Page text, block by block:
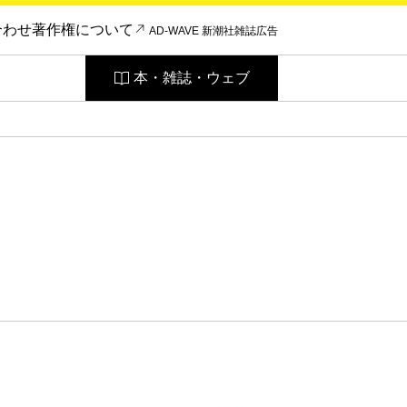
わせ著作権について AD-WAVE 新潮社雑誌広告
本・雑誌・ウェブ